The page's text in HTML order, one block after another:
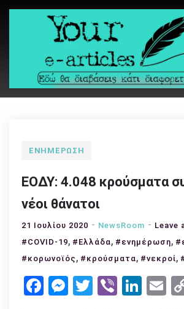
Skip
Your e-articles
Εδώ θα διαβάσεις κάτι
ΕΝΗΜΈΡΩΣΗ
ΕΟΔΥ: 4.048 κρούσματα
νέοι θάνατοι
21 Ιουλίου 2020 NewsRoom Leave
#COVID-19, #Ελλάδα, #ενημέρωση,
#κορωνοϊός , #κρούσματα, #νεκροί,
Facebook
Messenger
Twitter
Viber